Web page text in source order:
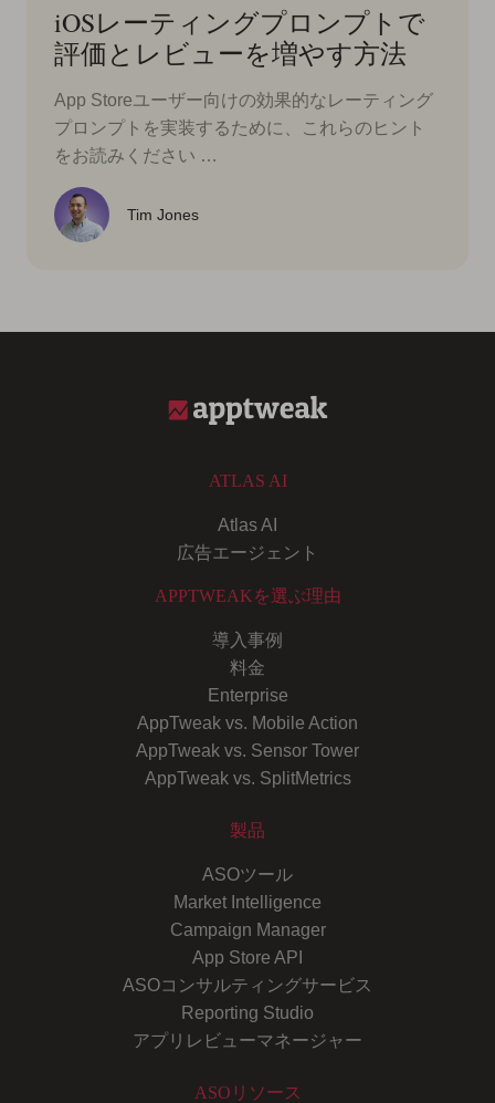
iOSレーティングプロンプトで
評価とレビューを増やす方法
App Storeユーザー向けの効果的なレーティング
プロンプトを実装するために、これらのヒント
をお読みください …
Tim Jones
ATLAS AI
Atlas AI
広告エージェント
APPTWEAKを選ぶ理由
導入事例
料金
Enterprise
AppTweak vs. Mobile Action
AppTweak vs. Sensor Tower
AppTweak vs. SplitMetrics
製品
ASOツール
Market Intelligence
Campaign Manager
App Store API
ASOコンサルティングサービス
Reporting Studio
アプリレビューマネージャー
ASOリソース